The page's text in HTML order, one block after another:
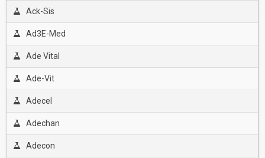
Ack-Sis
Ad3E-Med
Ade Vital
Ade-Vit
Adecel
Adechan
Adecon